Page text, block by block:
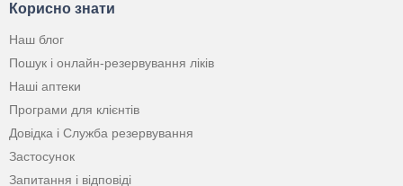
Корисно знати
Наш блог
Пошук і онлайн-резервування ліків
Наші аптеки
Програми для клієнтів
Довідка і Служба резервування
Застосунок
Запитання і відповіді